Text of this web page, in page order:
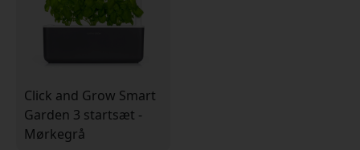
Click and Grow Smart
Garden 3 startsæt -
Mørkegrå